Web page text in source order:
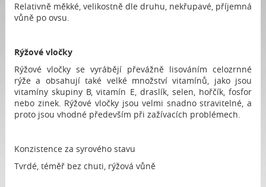
Relativně měkké, velikostně dle druhu, nekřupavé, příjemná
vůně po ovsu.
Rýžové vločky
Rýžové vločky se vyrábějí převážně lisováním celozrnné
rýže a obsahují také velké množství vitamínů, jako jsou
vitamíny skupiny B, vitamín E, draslík, selen, hořčík, fosfor
nebo zinek. Rýžové vločky jsou velmi snadno stravitelné, a
proto jsou vhodné především při zažívacích problémech.
Konzistence za syrového stavu
Tvrdé, téměř bez chuti, rýžová vůně